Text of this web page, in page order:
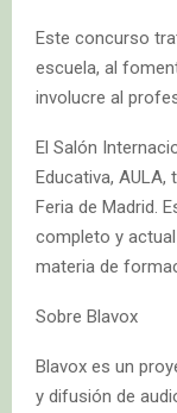
Este concurso
escuela, al
involucre al
El Salón
Educativa, AULA,
Feria de Madrid.
completo y
materia de
Sobre Blavox
Blavox es un
y difusión de